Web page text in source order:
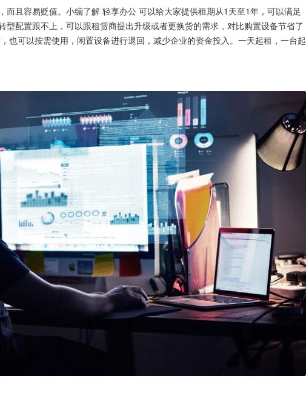
而且容易贬值。小编了解 轻享办公 可以给大家提供租期从1天至1年，可以满足
型配置跟不上，可以跟租赁商提出升级或者更换货的需求，对比购置设备节省了
也可以按需使用，闲置设备进行退回，减少企业的资金投入。一天起租，一台起